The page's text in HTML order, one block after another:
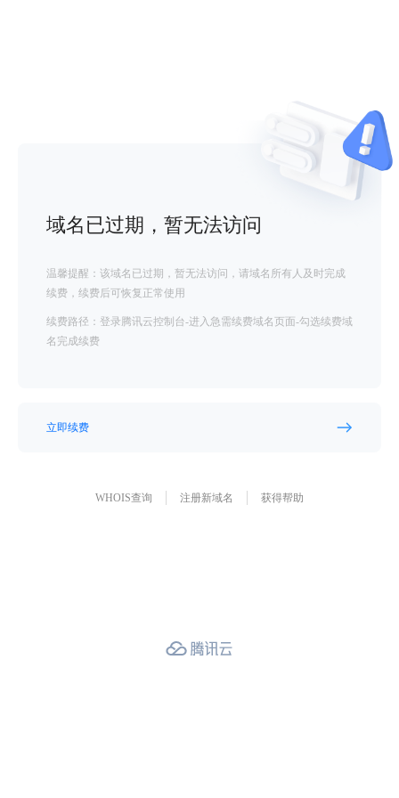
域名已过期，暂无法访问
温馨提醒：该域名已过期，暂无法访问，请域名所有人及时完成
续费，续费后可恢复正常使用
续费路径：登录腾讯云控制台-进入急需续费域名页面-勾选续费域
名完成续费
立即续费
WHOIS查询 注册新域名 获得帮助